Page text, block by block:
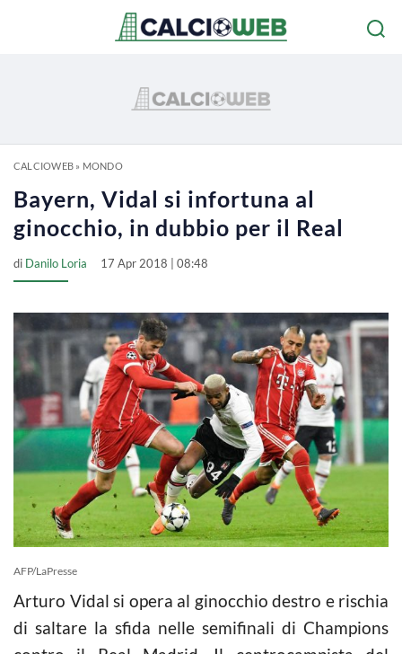
CALCIOWEB» MONDO
Bayern, Vidal si infortuna al
ginocchio, in dubbio per il Real
di Danilo Loria 17 Apr 2018 | 08:48
AFP/LaPresse
Arturo Vidal si opera al ginocchio destro e rischia
di saltare la sfida nelle semifinali di Champions